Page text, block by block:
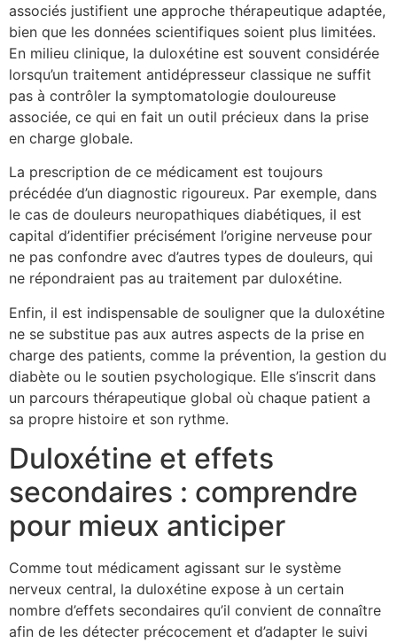
associés justifient une approche thérapeutique adaptée,
bien que les données scientifiques soient plus limitées.
En milieu clinique, la duloxétine est souvent considérée
lorsqu’un traitement antidépresseur classique ne suffit
pas à contrôler la symptomatologie douloureuse
associée, ce qui en fait un outil précieux dans la prise
en charge globale.
La prescription de ce médicament est toujours
précédée d’un diagnostic rigoureux. Par exemple, dans
le cas de douleurs neuropathiques diabétiques, il est
capital d’identifier précisément l’origine nerveuse pour
ne pas confondre avec d’autres types de douleurs, qui
ne répondraient pas au traitement par duloxétine.
Enfin, il est indispensable de souligner que la duloxétine
ne se substitue pas aux autres aspects de la prise en
charge des patients, comme la prévention, la gestion du
diabète ou le soutien psychologique. Elle s’inscrit dans
un parcours thérapeutique global où chaque patient a
sa propre histoire et son rythme.
Duloxétine et effets
secondaires : comprendre
pour mieux anticiper
Comme tout médicament agissant sur le système
nerveux central, la duloxétine expose à un certain
nombre d’effets secondaires qu’il convient de connaître
afin de les détecter précocement et d’adapter le suivi